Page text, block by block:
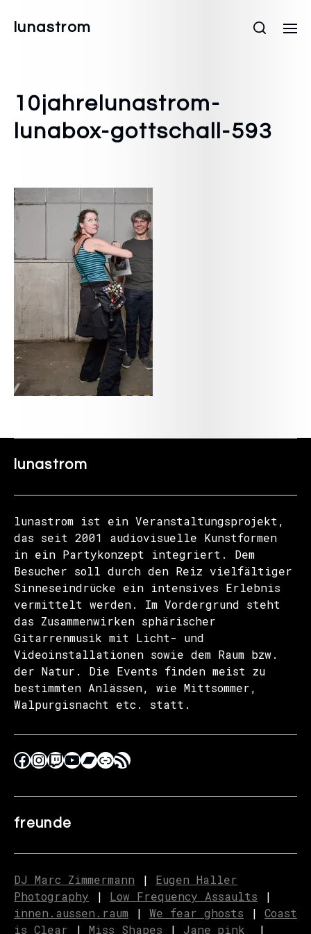
lunastrom
10jahrelunastrom-
lunabox-gottschall-593
lunastrom
lunastrom ist ein Veranstaltungsprojekt,
das seit 2001 audiovisuelle Kunstformen
in ein Partykonzept integriert. Dem
Besucher soll durch den Reiz vielfältiger
Sinneseindrücke ein intensives Erlebnis
vermittelt werden. Im Vordergrund steht
das Zusammenwirken sphärischer
Gitarrenmusik mit Licht- und
Videoinstallationen sowie dem Raum bzw.
der Natur. Die Events finden meist zu
bestimmten Anlässen, wie Mittsommer,
Walpurgisnacht etc. statt.
freunde
DJ Marc Zimmermann | Eugen Haller
Photography | Low Frequency Assaults |
innen.aussen.raum | We fear ghosts | Coast
is Clear | Miss Shapes | Jane_pink_ |